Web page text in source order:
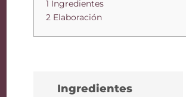
1 Ingredientes
2 Elaboración
Ingredientes